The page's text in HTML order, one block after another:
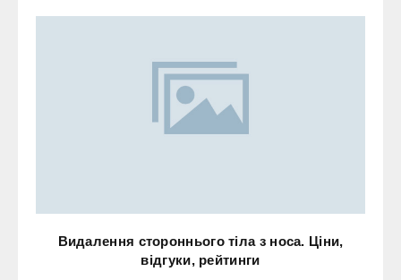
Видалення стороннього тіла з носа. Ціни,
відгуки, рейтинги